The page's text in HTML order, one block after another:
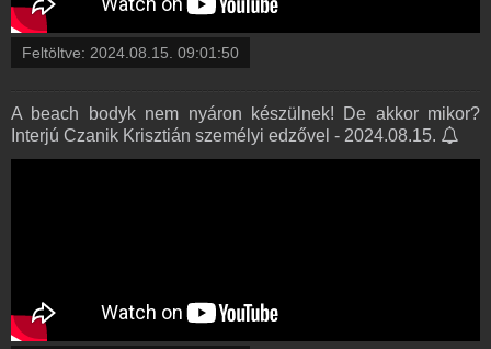
Feltöltve: 2024.08.15. 09:01:50
A beach bodyk nem nyáron készülnek! De akkor mikor?
Interjú Czanik Krisztián személyi edzővel - 2024.08.15.